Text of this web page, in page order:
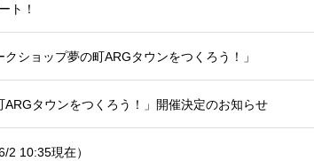
ト！
ショップ夢の町ARGタウンをつくろう！」
タウンをつくろう！」開催決定のお知らせ
2 10:35現在）